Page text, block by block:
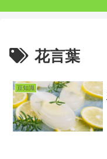
花言葉
豆知識